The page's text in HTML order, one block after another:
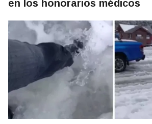
en los honorarios médicos